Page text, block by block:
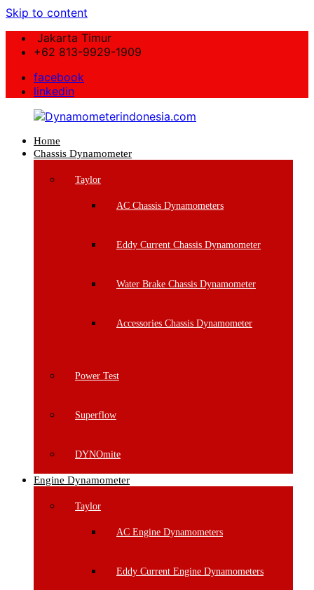
Skip to content
Jakarta Timur
+62 813-9929-1909
facebook
linkedin
Dynamometerindonesia.com
Home
Chassis Dynamometer
Taylor
AC Chassis Dynamometers
Eddy Current Chassis Dynamometer
Water Brake Chassis Dynamometer
Accessories Chassis Dynamometer
Power Test
Superflow
DYNOmite
Engine Dynamometer
Taylor
AC Engine Dynamometers
Eddy Current Engine Dynamometers